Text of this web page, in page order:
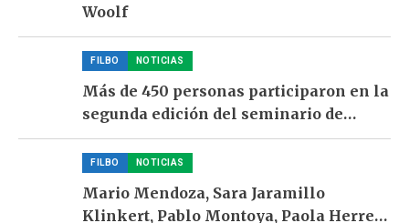
Woolf
FILBO NOTICIAS
Más de 450 personas participaron en la
segunda edición del seminario de
formación para liderar clubes de
lectura
FILBO NOTICIAS
Mario Mendoza, Sara Jaramillo
Klinkert, Pablo Montoya, Paola Herrera